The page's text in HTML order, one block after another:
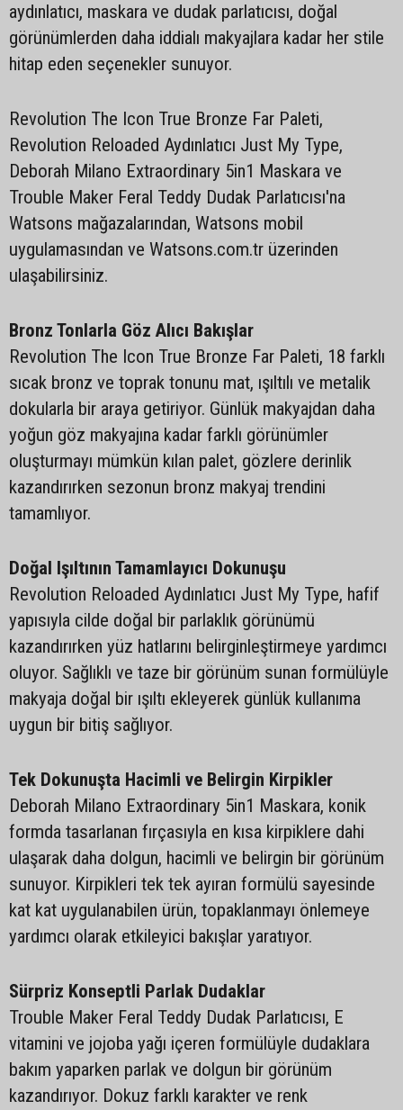
aydınlatıcı, maskara ve dudak parlatıcısı, doğal
görünümlerden daha iddialı makyajlara kadar her stile
hitap eden seçenekler sunuyor.
Revolution The Icon True Bronze Far Paleti,
Revolution Reloaded Aydınlatıcı Just My Type,
Deborah Milano Extraordinary 5in1 Maskara ve
Trouble Maker Feral Teddy Dudak Parlatıcısı'na
Watsons mağazalarından, Watsons mobil
uygulamasından ve Watsons.com.tr üzerinden
ulaşabilirsiniz.
Bronz Tonlarla Göz Alıcı Bakışlar
Revolution The Icon True Bronze Far Paleti, 18 farklı
sıcak bronz ve toprak tonunu mat, ışıltılı ve metalik
dokularla bir araya getiriyor. Günlük makyajdan daha
yoğun göz makyajına kadar farklı görünümler
oluşturmayı mümkün kılan palet, gözlere derinlik
kazandırırken sezonun bronz makyaj trendini
tamamlıyor.
Doğal Işıltının Tamamlayıcı Dokunuşu
Revolution Reloaded Aydınlatıcı Just My Type, hafif
yapısıyla cilde doğal bir parlaklık görünümü
kazandırırken yüz hatlarını belirginleştirmeye yardımcı
oluyor. Sağlıklı ve taze bir görünüm sunan formülüyle
makyaja doğal bir ışıltı ekleyerek günlük kullanıma
uygun bir bitiş sağlıyor.
Tek Dokunuşta Hacimli ve Belirgin Kirpikler
Deborah Milano Extraordinary 5in1 Maskara, konik
formda tasarlanan fırçasıyla en kısa kirpiklere dahi
ulaşarak daha dolgun, hacimli ve belirgin bir görünüm
sunuyor. Kirpikleri tek tek ayıran formülü sayesinde
kat kat uygulanabilen ürün, topaklanmayı önlemeye
yardımcı olarak etkileyici bakışlar yaratıyor.
Sürpriz Konseptli Parlak Dudaklar
Trouble Maker Feral Teddy Dudak Parlatıcısı, E
vitamini ve jojoba yağı içeren formülüyle dudaklara
bakım yaparken parlak ve dolgun bir görünüm
kazandırıyor. Dokuz farklı karakter ve renk